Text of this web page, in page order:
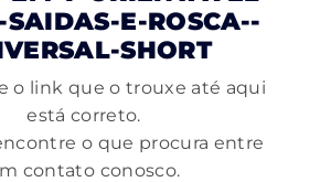
E-ROSCA--
SHORT
o link que o trouxe até aqui
está correto.
o que procura entre
contato conosco.